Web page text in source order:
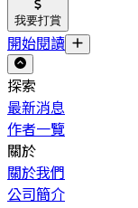
我要打賞
開始閱讀
探索
最新消息
作者一覽
關於
關於我們
公司簡介